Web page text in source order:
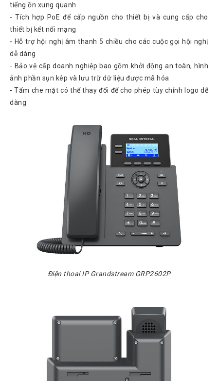
Đặt
Hàng
Online
Giới
Sản
tiếng ồn xung quanh
- Tích hợp PoE để cấp nguồn cho thiết bị và cung cấp cho
thiết bị kết nối mạng
- Hỗ trợ hội nghị âm thanh 5 chiều cho các cuộc gọi hội nghị
dễ dàng
- Bảo vệ cấp doanh nghiệp bao gồm khởi động an toàn, hình
ảnh phần sụn kép và lưu trữ dữ liệu được mã hóa
- Tấm che mặt có thể thay đổi để cho phép tùy chỉnh logo dễ
dàng
Điện thoai IP Grandstream GRP2602P